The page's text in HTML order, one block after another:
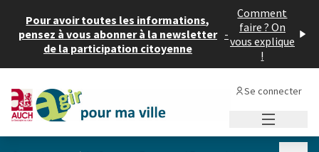
Pour avoir toutes les informations,
pensez à vous abonner à la newsletter
de la participation citoyenne
-
Comment
faire ? On
vous explique
!
Se connecter